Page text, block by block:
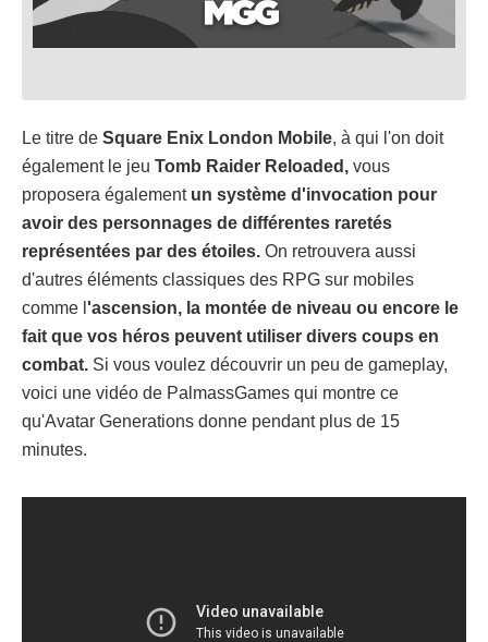
Le titre de Square Enix London Mobile, à qui l'on doit
également le jeu Tomb Raider Reloaded, vous
proposera égalementun système d'invocation pour
avoir des personnages de différentes raretés
représentées par des étoiles. On retrouvera aussi
d'autres éléments classiques des RPG sur mobiles
comme l 'ascension, la montée de niveau ou encore le
fait que vos héros peuvent utiliser divers coups en
combat. Si vous voulez découvrir un peu de gameplay,
voici une vidéo de PalmassGames qui montre ce
qu'Avatar Generations donne pendant plus de 15
minutes.